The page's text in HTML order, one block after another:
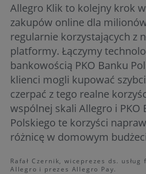
Allegro Klik to kolejny krok
zakupów online dla
regularnie korzystających z
platformy. Łączymy
bankowością PKO Banku
klienci mogli kupować
czerpać z tego realne
wspólnej skali Allegro i PKO
Polskiego te korzyści
różnicę w domowym
Rafał Czernik, wiceprezes ds. usług
Allegro i prezes Allegro Pay.